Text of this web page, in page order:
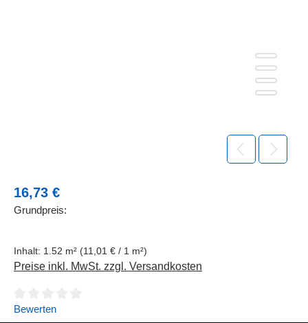
Regulärer Preis:
16,73 €
Grundpreis:
Inhalt: 1.52 m² (11,01 € / 1 m²)
Preise inkl. MwSt. zzgl. Versandkosten
Durchschnittliche Bewertung von 0 von 5 Sternen
Bewerten